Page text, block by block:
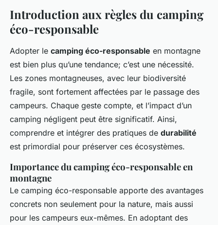
Introduction aux règles du camping
éco-responsable
Adopter le camping éco-responsable en montagne
est bien plus qu’une tendance; c’est une nécessité.
Les zones montagneuses, avec leur biodiversité
fragile, sont fortement affectées par le passage des
campeurs. Chaque geste compte, et l’impact d’un
camping négligent peut être significatif. Ainsi,
comprendre et intégrer des pratiques de durabilité
est primordial pour préserver ces écosystèmes.
Importance du camping éco-responsable en
montagne
Le camping éco-responsable apporte des avantages
concrets non seulement pour la nature, mais aussi
pour les campeurs eux-mêmes. En adoptant des